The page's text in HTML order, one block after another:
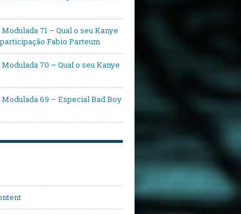
71 – Qual o seu Kanye
Fabio Parteum
70 – Qual o seu Kanye
69 – Especial Bad Boy